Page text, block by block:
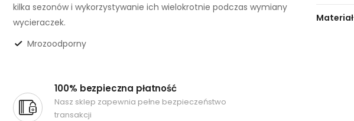
kilka sezonów i wykorzystywanie ich wielokrotnie podczas wymiany
wycieraczek.
Mrozoodporny
100% bezpieczna płatność
Nasz sklep zapewnia pełne bezpieczeństwo
transakcji
Materiał